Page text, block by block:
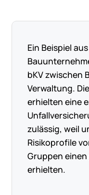
Ein Beispiel
bKV zwischen
Verwaltung.
erhielten eine
zulässig, weil
Risikoprofile
Gruppen
erhielten.